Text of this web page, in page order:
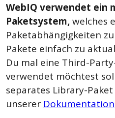
WebIQ verwendet ein
Paketsystem,welches
Paketabhängigkeiten
Pakete einfach zu
Du mal eine Third-
verwendet möchtest
separates Library-
unserer Dokumentation